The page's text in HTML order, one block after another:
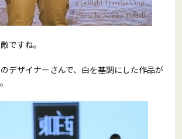
ですね。
デザイナーさんで、白を基調にした作品が